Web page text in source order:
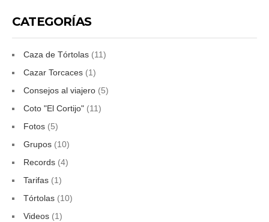
CATEGORÍAS
Caza de Tórtolas (11)
Cazar Torcaces (1)
Consejos al viajero (5)
Coto "El Cortijo" (11)
Fotos (5)
Grupos (10)
Records (4)
Tarifas (1)
Tórtolas (10)
Videos (1)